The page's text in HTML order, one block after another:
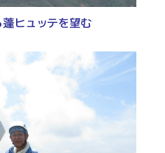
ヒュッテを望む